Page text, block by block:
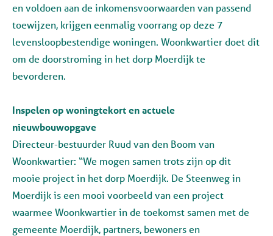
en voldoen aan de inkomensvoorwaarden van passend
toewijzen, krijgen eenmalig voorrang op deze 7
levensloopbestendige woningen. Woonkwartier doet dit
om de doorstroming in het dorp Moerdijk te
bevorderen.
Inspelen op woningtekort en actuele
nieuwbouwopgave
Directeur-bestuurder Ruud van den Boom van
Woonkwartier: “We mogen samen trots zijn op dit
mooie project in het dorp Moerdijk. De Steenweg in
Moerdijk is een mooi voorbeeld van een project
waarmee Woonkwartier in de toekomst samen met de
gemeente Moerdijk, partners, bewoners en